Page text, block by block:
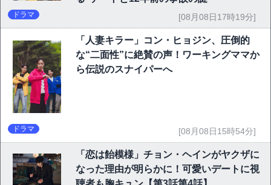
ドラマ [08月08日17時19分]
「人妻キラー」コン・ヒョジン、圧倒的
な“二面性”に絶賛の声！ワーキングママか
ら伝説のスナイパーへ
ドラマ [08月08日15時54分]
「恋は飴模様」チョン・ヘインがヤクザに
なった理由が明らかに！可愛いデートに視